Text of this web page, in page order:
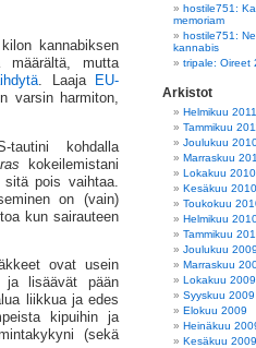
kannabiksen
määrältä, mutta
. Laaja
EU-
varsin harmiton,
kohdalla
kokeilemistani
pois vaihtaa.
on (vain)
kun sairauteen
ovat usein
ja lisäävät pään
liikkua ja edes
kipuihin ja
(sekä
hostile751:
memoriam
hostile751:
kannabis
tripale: Oireet
Arkistot
Helmikuu 2011
Tammikuu
Joulukuu
Marraskuu
Lokakuu 2010
Kesäkuu 2010
Toukokuu
Helmikuu
Tammikuu
Joulukuu 2009
Marraskuu
Lokakuu 2009
Syyskuu 2009
Elokuu 2009
Heinäkuu
Kesäkuu 2009